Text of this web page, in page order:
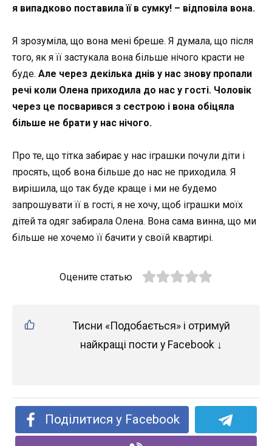
я випадково поставила її в сумку! – відповіла вона.
Я зрозуміла, що вона мені бреше. Я думала, що після
того, як я її застукала вона більше нічого красти не
буде. Але через декілька днів у нас знову пропали
речі коли Олена приходила до нас у гості. Чоловік
через це посварився з сестрою і вона обіцяла
більше не брати у нас нічого.
Про те, що тітка забирає у нас іграшки почули діти і
просять, щоб вона більше до нас не приходила. Я
вирішила, що так буде краще і ми не будемо
запрошувати її в гості, я не хочу, щоб іграшки моїх
дітей та одяг забирала Олена. Вона сама винна, що ми
більше не хочемо її бачити у своїй квартирі.
Оцените статью
Тисни «Подобається» і отримуй
найкращі пости у Facebook ↓
Поділитися у Facebook